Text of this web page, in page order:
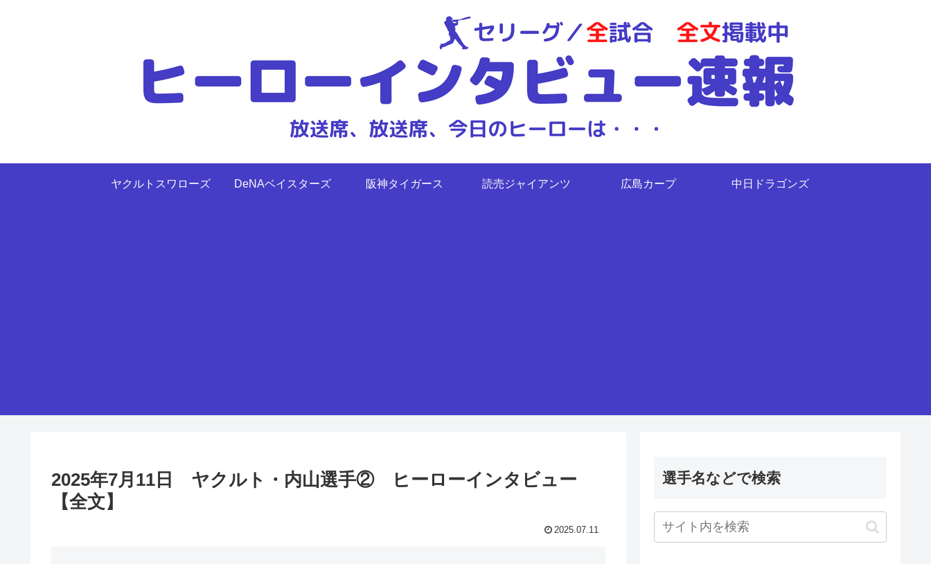
ヤクルトスワローズ DeNAベイスターズ 阪神タイガース 読売ジャイアンツ 広島カープ 中日ドラゴンズ
2025年7月11日 ヤクルト・内山選手② ヒーローインタビュー
【全文】
2025.07.11
選手名などで検索